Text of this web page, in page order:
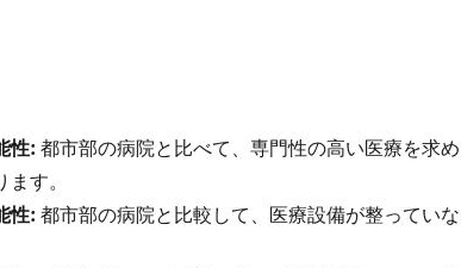
性: 都市部の病院と比べて、専門性の高い医療を求め
す。
性: 都市部の病院と比較して、医療設備が整っていな